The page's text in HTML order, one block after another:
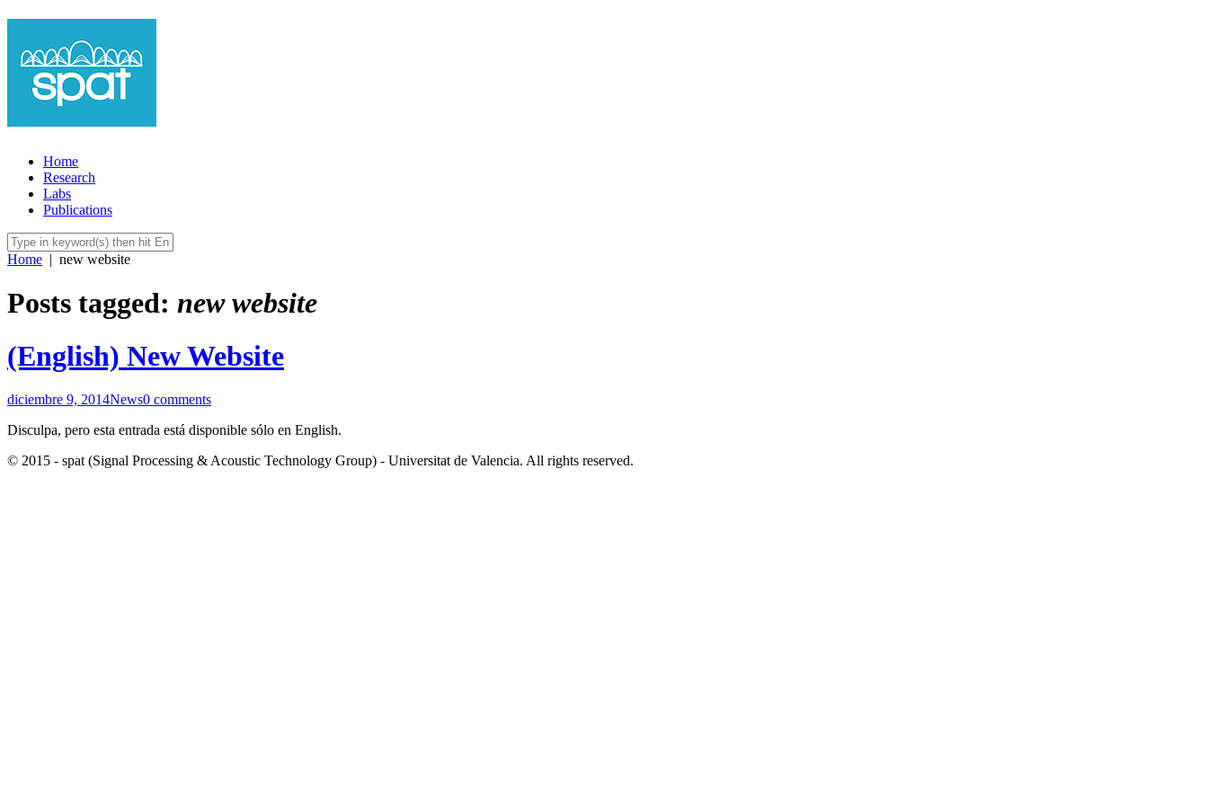
Home
Research
Labs
Publications
Home | new website
Posts tagged: new website
(English) New Website
diciembre 9, 2014News0 comments
Disculpa, pero esta entrada está disponible sólo en English.
© 2015 - spat (Signal Processing & Acoustic Technology Group) - Universitat de Valencia. All rights reserved.